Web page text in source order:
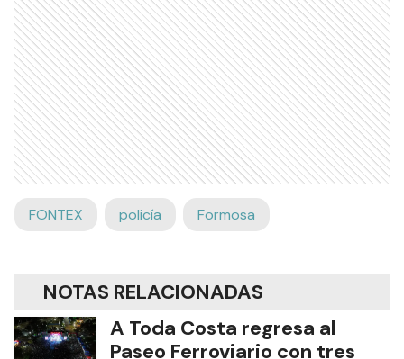
FONTEX policía Formosa
NOTAS RELACIONADAS
A Toda Costa regresa al
Paseo Ferroviario con tres